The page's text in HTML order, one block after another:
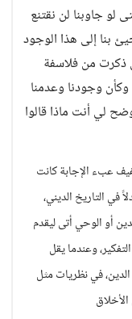
جاوبنا لن نقتنع
بنا إلى هذا الوجود
ذكرت من فلاسفة
وكأن وجودنا وعدمنا
لي أنت ماذا قالوا
عبء الإجابة كانت
التاريخ الديني،
أو الوحي أتى ليقدم
وعندما يقل
في نظريات مثل